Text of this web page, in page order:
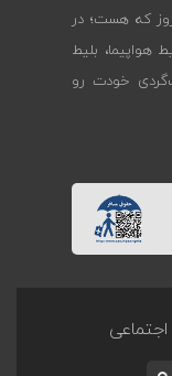
که هست؛ در
هواپیما، بلیط
خودت رو